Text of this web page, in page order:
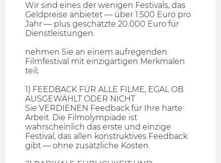
Wir sind eines der wenigen Festivals, das
Geldpreise anbietet — über 1.500 Euro pro
Jahr — plus geschätzte 20.000 Euro für
Dienstleistungen.
nehmen Sie an einem aufregenden
Filmfestival mit einzigartigen Merkmalen
teil;
1) FEEDBACK FÜR ALLE FILME, EGAL OB
AUSGEWÄHLT ODER NICHT
Sie VERDIENEN Feedback für Ihre harte
Arbeit. Die Filmolympiade ist
wahrscheinlich das erste und einzige
Festival, das allen konstruktives Feedback
gibt — ohne zusätzliche Kosten.